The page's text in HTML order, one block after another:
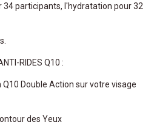
34 participants, l'hydratation pour 32
RIDES Q10 :
Double Action sur votre visage
des Yeux